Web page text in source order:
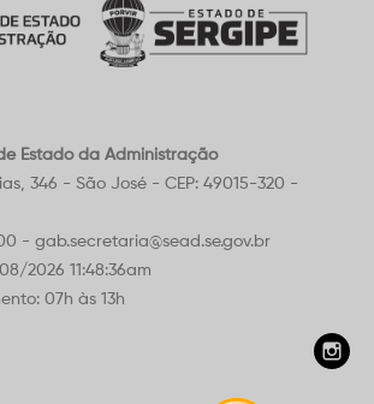
Estado da Administração
346 - São José - CEP: 49015-320 -
- gab.secretaria@sead.se.gov.br
2026 11:48:36am
07h às 13h